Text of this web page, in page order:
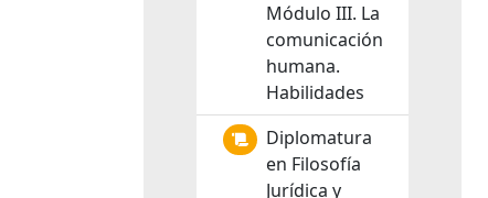
Módulo III. La
comunicación
humana.
Habilidades
Diplomatura
en Filosofía
Jurídica y